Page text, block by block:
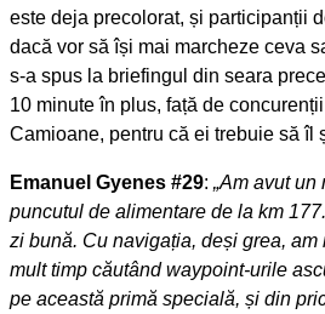
este deja precolorat, și participanții
dacă vor să își mai marcheze ceva
s-a spus la briefingul din seara
10 minute în plus, față de
Camioane, pentru că ei trebuie să îl
Emanuel Gyenes #29: „Am avut un
puncutul de alimentare de la km
zi bună. Cu navigația, deși grea, am
mult timp căutând waypoint-urile
pe această primă specială, și din